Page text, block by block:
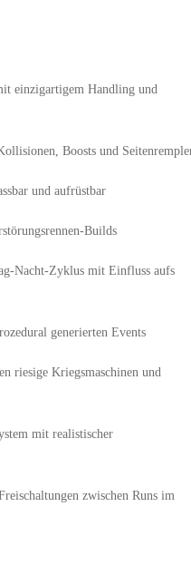
einzigartigem Handling und
Boosts und
und aufrüstbar
Builds
Nacht-Zyklus mit Einfluss aufs
generierten Events
riesige Kriegsmaschinen und
mit realistischer
zwischen Runs im